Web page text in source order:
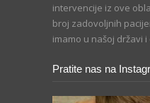
intervencije iz ove
broj zadovoljnih
imamo u našoj državi
Pratite nas na